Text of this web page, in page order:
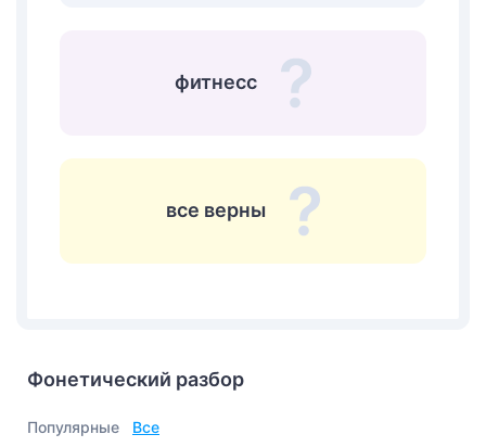
фитнесс
все верны
Фонетический разбор
Популярные
Все